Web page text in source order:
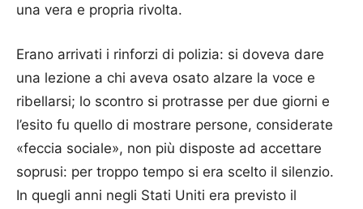
una vera e propria rivolta.
Erano arrivati i rinforzi di polizia: si doveva dare
una lezione a chi aveva osato alzare la voce e
ribellarsi; lo scontro si protrasse per due giorni e
l’esito fu quello di mostrare persone, considerate
«feccia sociale», non più disposte ad accettare
soprusi: per troppo tempo si era scelto il silenzio.
In quegli anni negli Stati Uniti era previsto il